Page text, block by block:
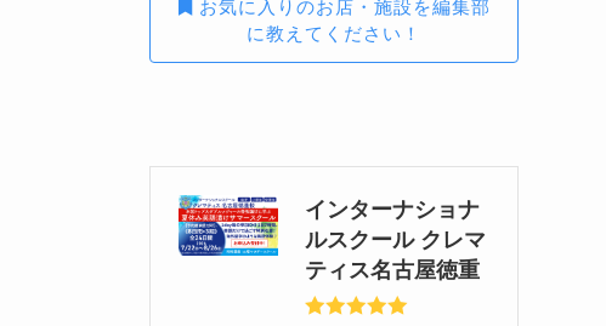
お気に入りのお店・施設を編集部
に教えてください！
インターナショナ
ルスクール クレマ
ティス名古屋徳重